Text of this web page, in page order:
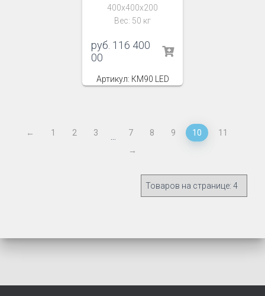
400х400х200
Вес: 50 кг
руб. 116 400
00
Артикул: КМ90 LED
← 1 2 3 7 8 9 10
11
→